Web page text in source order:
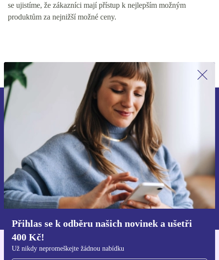
se ujistíme, že zákazníci mají přístup k nejlepším možným
produktům za nejnižší možné ceny.
Přihlas se k odběru našich novinek a ušetři
400 Kč!
Už nikdy nepromeškejte žádnou nabídku
Přihlas se k odběru našich novinek a
ušetři 400 Kč!
Už nikdy nepromeškej žádnou nabídku.
Chci voucher
Informace o použití osobních údajů najdeš v našich
Zásadách ochrany osobních údajů.
Stáhni si aplikaci refurbed